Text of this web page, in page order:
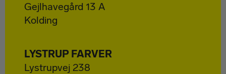
Gejlhavegård 13 A
Kolding
LYSTRUP FARVER
Lystrupvej 238